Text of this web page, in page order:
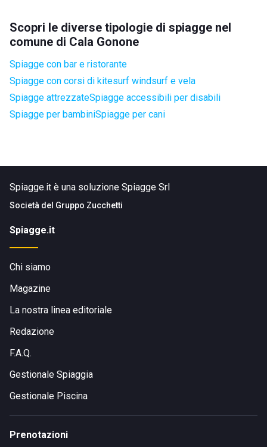
Scopri le diverse tipologie di spiagge nel
comune di Cala Gonone
Spiagge con bar e ristorante
Spiagge con corsi di kitesurf windsurf e vela
Spiagge attrezzateSpiagge accessibili per disabili
Spiagge per bambiniSpiagge per cani
Spiagge.it è una soluzione Spiagge Srl
Società del Gruppo Zucchetti
Spiagge.it
Chi siamo
Magazine
La nostra linea editoriale
Redazione
F.A.Q.
Gestionale Spiaggia
Gestionale Piscina
Prenotazioni